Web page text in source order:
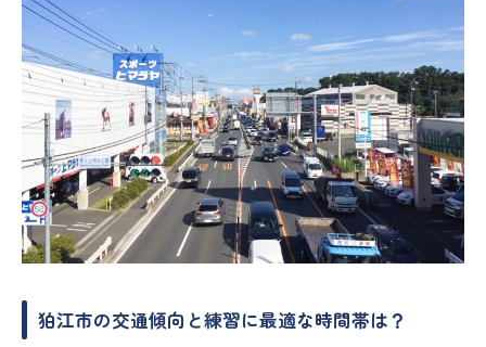
狛江市の交通傾向と練習に最適な時間帯は？